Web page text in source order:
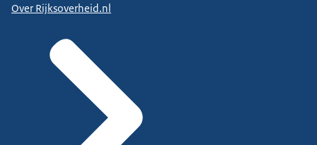
Over Rijksoverheid.nl